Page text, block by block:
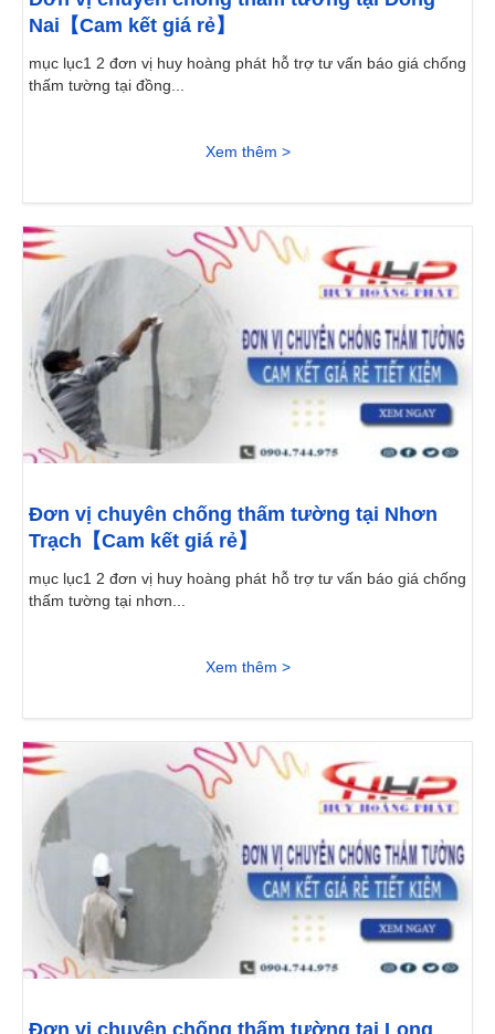
Nai【Cam kết giá rẻ】
mục lục1 2 đơn vị huy hoàng phát hỗ trợ tư vấn báo giá chống
thấm tường tại đồng...
Xem thêm >
Đơn vị chuyên chống thấm tường tại Nhơn
Trạch【Cam kết giá rẻ】
mục lục1 2 đơn vị huy hoàng phát hỗ trợ tư vấn báo giá chống
thấm tường tại nhơn...
Xem thêm >